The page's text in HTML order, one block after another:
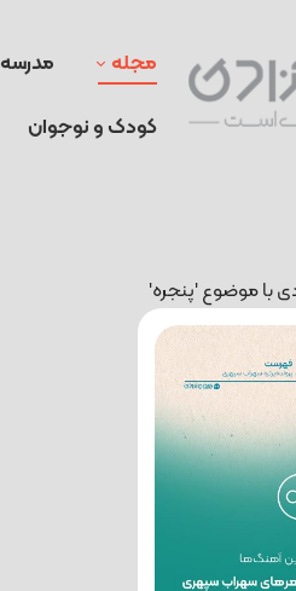
مجله مدرسه
کودک و نوجوان
با موضوع 'پنجره'